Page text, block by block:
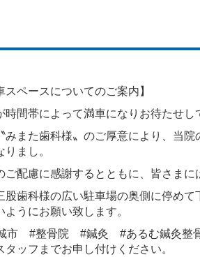
スペースについてのご案内】
時間帯によって満車になりお待たせし
みまた歯科様〟のご厚意により、当
まし。
ご配慮に感謝するとともに、皆さまに
股歯科様の広い駐車場の奥側に停め
うにお願い致します。
市 #整骨院 #鍼灸 #あるむ鍼灸整
タッフまでお申し付けください。